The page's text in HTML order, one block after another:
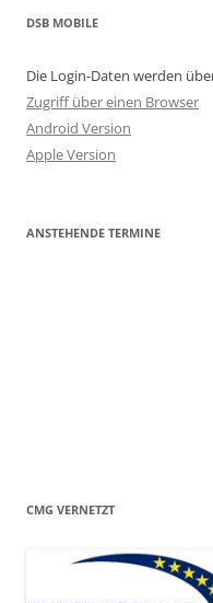
DSB MOBILE
Die Login-Daten werden
Zugriff über einen Browser
Android Version
Apple Version
ANSTEHENDE TERMINE
CMG VERNETZT